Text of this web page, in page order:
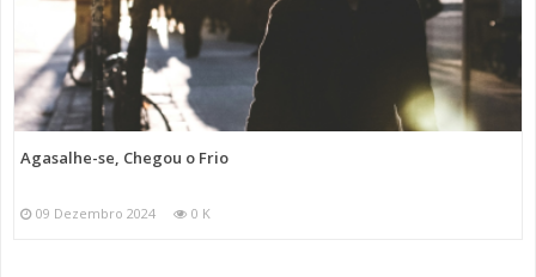
Agasalhe-se, Chegou o Frio
09 Dezembro 2024 0 K